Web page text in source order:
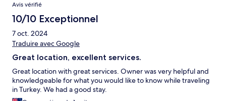
Avis vérifié
10/10 Exceptionnel
7 oct. 2024
Traduire avec Google
Great location, excellent services.
Great location with great services. Owner was very helpful and
knowledgeable for what you would like to know while traveling
in Turkey. We had a good stay.